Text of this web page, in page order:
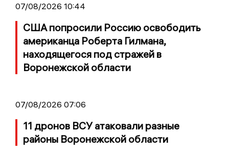
07/08/2026 10:44
США попросили Россию освободить
американца Роберта Гилмана,
находящегося под стражей в
Воронежской области
07/08/2026 07:06
11 дронов ВСУ атаковали разные
районы Воронежской области